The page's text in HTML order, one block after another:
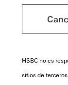
HSBC no es
sitios de